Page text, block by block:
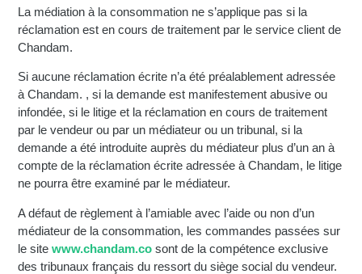
La médiation à la consommation ne s’applique pas si la
réclamation est en cours de traitement par le service client de
Chandam.
Si aucune réclamation écrite n’a été préalablement adressée
à Chandam. , si la demande est manifestement abusive ou
infondée, si le litige et la réclamation en cours de traitement
par le vendeur ou par un médiateur ou un tribunal, si la
demande a été introduite auprès du médiateur plus d’un an à
compte de la réclamation écrite adressée à Chandam, le litige
ne pourra être examiné par le médiateur.
A défaut de règlement à l’amiable avec l’aide ou non d’un
médiateur de la consommation, les commandes passées sur
le sitewww.chandam.co sont de la compétence exclusive
des tribunaux français du ressort du siège social du vendeur.